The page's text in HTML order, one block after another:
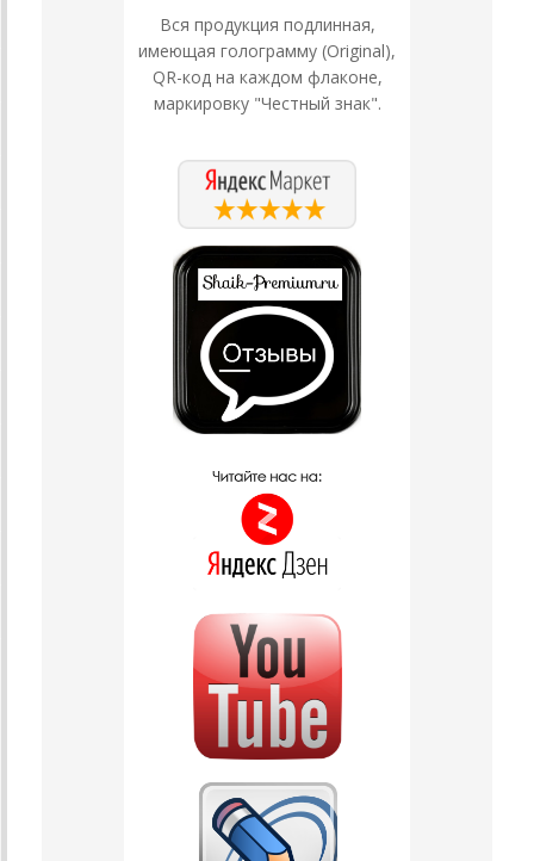
Вся продукция подлинная,
имеющая голограмму (Original),
QR-код на каждом флаконе,
маркировку "Честный знак".